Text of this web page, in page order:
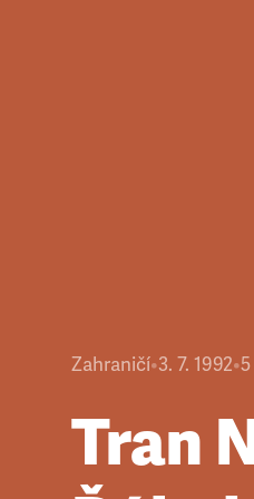
Zahraničí•3. 7. 1992•5
Tran